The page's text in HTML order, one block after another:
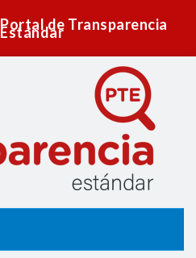
Portal de Transparencia
Estándar